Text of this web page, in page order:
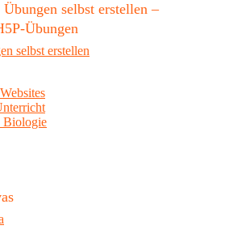
selbst erstellen –
Übungen
Biologie